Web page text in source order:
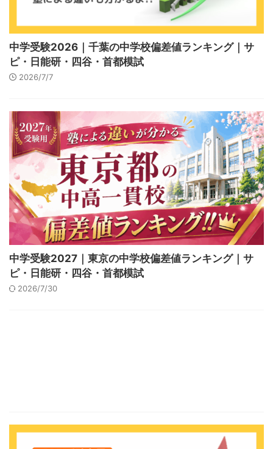
中学受験2026｜千葉の中学校偏差値ランキング｜サ
ピ・日能研・四谷・首都模試
2026/7/7
中学受験2027｜東京の中学校偏差値ランキング｜サ
ピ・日能研・四谷・首都模試
2026/7/30